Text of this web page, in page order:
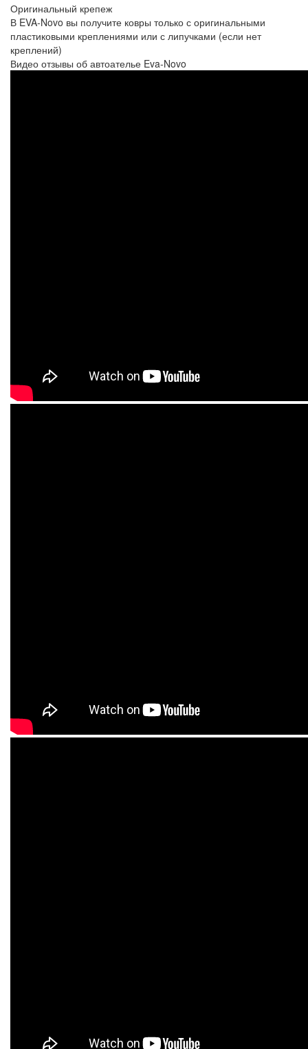
Оригинальный крепеж
В EVA-Novo вы получите ковры только с оригинальными
пластиковыми креплениями или с липучками (если нет
креплений)
Видео отзывы об автоателье Eva-Novo